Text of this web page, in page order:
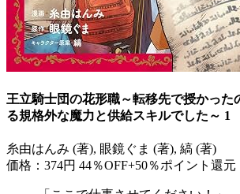
王立騎士団の花形職～転移先で授かった
る規格外な魔力と供給スキルでした～ 1
糸由はんみ (著), 眼鏡ぐま (著), 縞 (著)
価格：374円 44％OFF+50％ポイント還元